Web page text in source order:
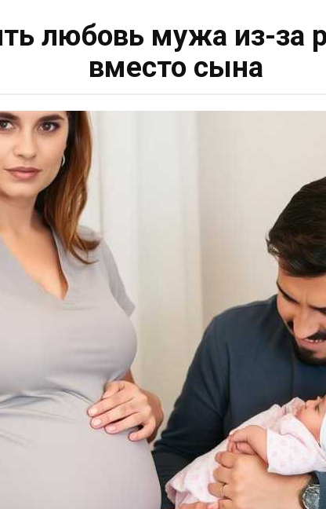
любовь мужа из-за
вместо сына